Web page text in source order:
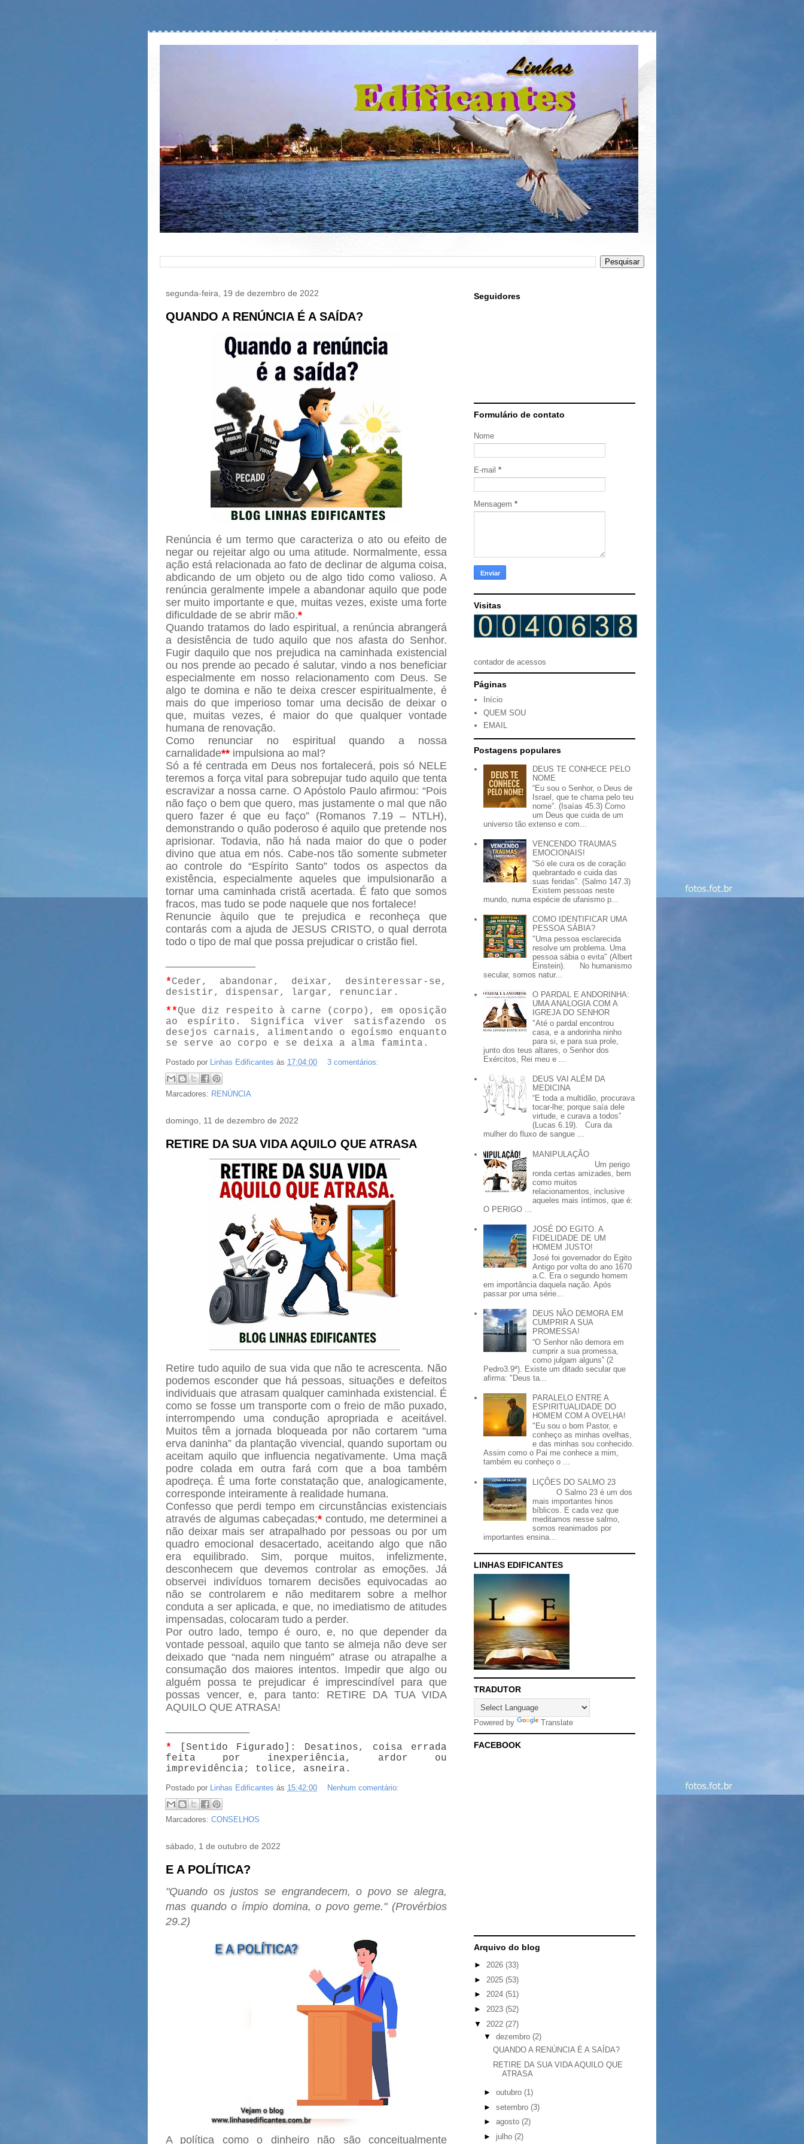
segunda-feira, 19 de dezembro de 2022
QUANDO A RENÚNCIA É A SAÍDA?
Renúncia é um termo que caracteriza o ato ou efeito de
negar ou rejeitar algo ou uma atitude. Normalmente, essa
ação está relacionada ao fato de declinar de alguma coisa,
abdicando de um objeto ou de algo tido como valioso. A
renúncia geralmente impele a abandonar aquilo que pode
ser muito importante e que, muitas vezes, existe uma forte
dificuldade de se abrir mão.*
Quando tratamos do lado espiritual, a renúncia abrangerá
a desistência de tudo aquilo que nos afasta do Senhor.
Fugir daquilo que nos prejudica na caminhada existencial
ou nos prende ao pecado é salutar, vindo a nos beneficiar
especialmente em nosso relacionamento com Deus. Se
algo te domina e não te deixa crescer espiritualmente, é
mais do que imperioso tomar uma decisão de deixar o
que, muitas vezes, é maior do que qualquer vontade
humana de renovação.
Como renunciar no espiritual quando a nossa
carnalidade** impulsiona ao mal?
Só a fé centrada em Deus nos fortalecerá, pois só NELE
teremos a força vital para sobrepujar tudo aquilo que tenta
escravizar a nossa carne. O Apóstolo Paulo afirmou: “Pois
não faço o bem que quero, mas justamente o mal que não
quero fazer é que eu faço” (Romanos 7.19 – NTLH),
demonstrando o quão poderoso é aquilo que pretende nos
aprisionar. Todavia, não há nada maior do que o poder
divino que atua em nós. Cabe-nos tão somente submeter
ao controle do “Espírito Santo” todos os aspectos da
existência, especialmente aqueles que impulsionarão a
tornar uma caminhada cristã acertada. É fato que somos
fracos, mas tudo se pode naquele que nos fortalece!
Renuncie àquilo que te prejudica e reconheça que
contarás com a ajuda de JESUS CRISTO, o qual derrota
todo o tipo de mal que possa prejudicar o cristão fiel.
*Ceder, abandonar, deixar, desinteressar-se,
desistir, dispensar, largar, renunciar.
**Que diz respeito à carne (corpo), em oposição
ao espírito. Significa viver satisfazendo os
desejos carnais, alimentando o egoísmo enquanto
se serve ao corpo e se deixa a alma faminta.
Postado por Linhas Edificantes às 17:04:00 3 comentários:
Marcadores: RENÚNCIA
domingo, 11 de dezembro de 2022
RETIRE DA SUA VIDA AQUILO QUE ATRASA
Retire tudo aquilo de sua vida que não te acrescenta. Não
podemos esconder que há pessoas, situações e defeitos
individuais que atrasam qualquer caminhada existencial. É
como se fosse um transporte com o freio de mão puxado,
interrompendo uma condução apropriada e aceitável.
Muitos têm a jornada bloqueada por não cortarem “uma
erva daninha” da plantação vivencial, quando suportam ou
aceitam aquilo que influencia negativamente. Uma maçã
podre colada em outra fará com que a boa também
apodreça. É uma forte constatação que, analogicamente,
corresponde inteiramente à realidade humana.
Confesso que perdi tempo em circunstâncias existenciais
através de algumas cabeçadas;* contudo, me determinei a
não deixar mais ser atrapalhado por pessoas ou por um
quadro emocional desacertado, aceitando algo que não
era equilibrado. Sim, porque muitos, infelizmente,
desconhecem que devemos controlar as emoções. Já
observei indivíduos tomarem decisões equivocadas ao
não se controlarem e não meditarem sobre a melhor
conduta a ser aplicada, e que, no imediatismo de atitudes
impensadas, colocaram tudo a perder.
Por outro lado, tempo é ouro, e, no que depender da
vontade pessoal, aquilo que tanto se almeja não deve ser
deixado que “nada nem ninguém” atrase ou atrapalhe a
consumação dos maiores intentos. Impedir que algo ou
alguém possa te prejudicar é imprescindível para que
possas vencer, e, para tanto: RETIRE DA TUA VIDA
AQUILO QUE ATRASA!
* [Sentido Figurado]:
Desatinos, coisa errada
feita por inexperiência, ardor ou
imprevidência; tolice, asneira.
Postado por Linhas Edificantes às 15:42:00 Nenhum comentário:
Marcadores: CONSELHOS
sábado, 1 de outubro de 2022
E A POLÍTICA?
"Quando os justos se engrandecem, o povo se alegra,
mas quando o ímpio domina, o povo geme." (Provérbios
29.2)
A política como o dinheiro não são conceitualmente
Seguidores
Formulário de contato
Nome
E-mail *
Mensagem *
Visitas
contador de acessos
Páginas
Início
QUEM SOU
EMAIL
Postagens populares
DEUS TE CONHECE PELO
NOME
“Eu sou o Senhor, o Deus de
Israel, que te chama pelo teu
nome”. (Isaías 45.3) Como
um Deus que cuida de um
universo tão extenso e com...
VENCENDO TRAUMAS
EMOCIONAIS!
“Só ele cura os de coração
quebrantado e cuida das
suas feridas”. (Salmo 147.3)
Existem pessoas neste
mundo, numa espécie de ufanismo p...
COMO IDENTIFICAR UMA
PESSOA SÁBIA?
"Uma pessoa esclarecida
resolve um problema. Uma
pessoa sábia o evita" (Albert
Einstein). No humanismo
secular, somos natur...
O PARDAL E ANDORINHA:
UMA ANALOGIA COM A
IGREJA DO SENHOR
"Até o pardal encontrou
casa, e a andorinha ninho
para si, e para sua prole,
junto dos teus altares, o Senhor dos
Exércitos, Rei meu e ...
DEUS VAI ALÉM DA
MEDICINA
“E toda a multidão, procurava
tocar-lhe; porque saía dele
virtude, e curava a todos”
(Lucas 6.19). Cura da
mulher do fluxo de sangue ...
MANIPULAÇÃO
Um perigo
ronda certas amizades, bem
como muitos
relacionamentos, inclusive
aqueles mais íntimos, que é:
O PERIGO ...
JOSÉ DO EGITO. A
FIDELIDADE DE UM
HOMEM JUSTO!
José foi governador do Egito
Antigo por volta do ano 1670
a.C. Era o segundo homem
em importância daquela nação. Após
passar por uma série...
DEUS NÃO DEMORA EM
CUMPRIR A SUA
PROMESSA!
“O Senhor não demora em
cumprir a sua promessa,
como julgam alguns” (2
Pedro3.9ª). Existe um ditado secular que
afirma: "Deus ta...
PARALELO ENTRE A
ESPIRITUALIDADE DO
HOMEM COM A OVELHA!
"Eu sou o bom Pastor, e
conheço as minhas ovelhas,
e das minhas sou conhecido.
Assim como o Pai me conhece a mim,
também eu conheço o ...
LIÇÕES DO SALMO 23
O Salmo 23 é um dos
mais importantes hinos
bíblicos. E cada vez que
meditamos nesse salmo,
somos reanimados por
importantes ensina...
LINHAS EDIFICANTES
TRADUTOR
Powered by Translate
FACEBOOK
Arquivo do blog
► 2026 (33)
► 2025 (53)
► 2024 (51)
► 2023 (52)
▼ 2022 (27)
▼ dezembro (2)
QUANDO A RENÚNCIA É A SAÍDA?
RETIRE DA SUA VIDA AQUILO QUE
ATRASA
► outubro (1)
► setembro (3)
► agosto (2)
► julho (2)